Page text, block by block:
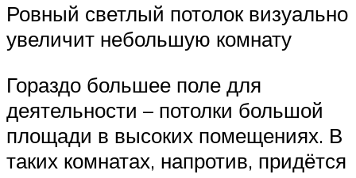
Ровный светлый потолок визуально
увеличит небольшую комнату
Гораздо большее поле для
деятельности – потолки большой
площади в высоких помещениях. В
таких комнатах, напротив, придётся